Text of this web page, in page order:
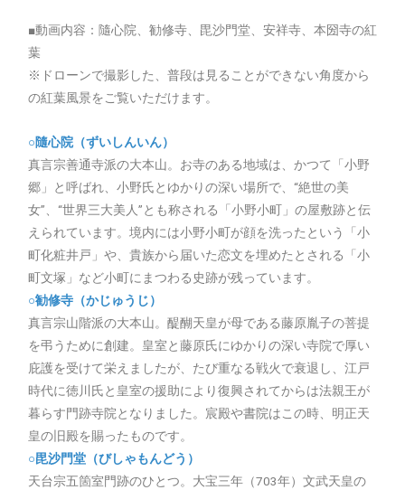
■動画内容：隨心院、勧修寺、毘沙門堂、安祥寺、本圀寺の紅
葉
※ドローンで撮影した、普段は見ることができない角度から
の紅葉風景をご覧いただけます。
○隨心院（ずいしんいん）
真言宗善通寺派の大本山。お寺のある地域は、かつて「小野
郷」と呼ばれ、小野氏とゆかりの深い場所で、“絶世の美
女”、“世界三大美人”とも称される「小野小町」の屋敷跡と伝
えられています。境内には小野小町が顔を洗ったという「小
町化粧井戸」や、貴族から届いた恋文を埋めたとされる「小
町文塚」など小町にまつわる史跡が残っています。
○勧修寺（かじゅうじ）
真言宗山階派の大本山。醍醐天皇が母である藤原胤子の菩提
を弔うために創建。皇室と藤原氏にゆかりの深い寺院で厚い
庇護を受けて栄えましたが、たび重なる戦火で衰退し、江戸
時代に徳川氏と皇室の援助により復興されてからは法親王が
暮らす門跡寺院となりました。宸殿や書院はこの時、明正天
皇の旧殿を賜ったものです。
○毘沙門堂（びしゃもんどう）
天台宗五箇室門跡のひとつ。大宝三年（703年）文武天皇の